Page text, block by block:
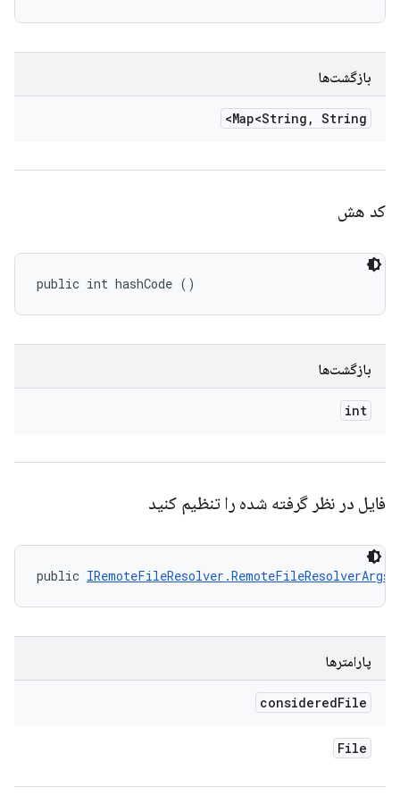
بازگشت‌ها
Map<String , String>
کد هش
public int hashCode ()
بازگشت‌ها
int
فایل در نظر گرفته شده را تنظیم کنید
public IRemoteFileResolver.RemoteFileResolverArgs
پارامترها
consideredFile
File